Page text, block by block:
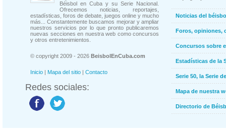
Béisbol en Cuba y su Serie Nacional.
Ofrecemos noticias, reportajes,
estadísticas, foros de debate, juegos online y mucho
más... Constantemente buscamos mejorar y ampliar
nuestros servicios por lo que pronto publicaremos
nuevas secciones en nuestra web como concursos
y otros entretenimientos.
© copyright 2009 - 2026 BeisbolEnCuba.com
Inicio | Mapa del sitio | Contacto
Redes sociales:
Noticias del
Foros, opiniones,
Concursos sobre
Estadísticas de la
Serie 50, la Serie
Mapa de nuestra
Directorio de